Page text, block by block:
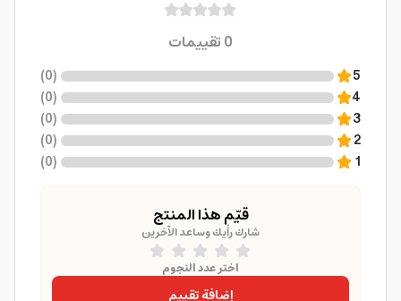
0تقييمات
5
(
0
)
4
(
0
)
3
(
0
)
2
(
0
)
1
(
0
)
قيّم هذا المنتج
شارك رأيك وساعد الآخرين
اختر عدد النجوم
إضافة تقييم